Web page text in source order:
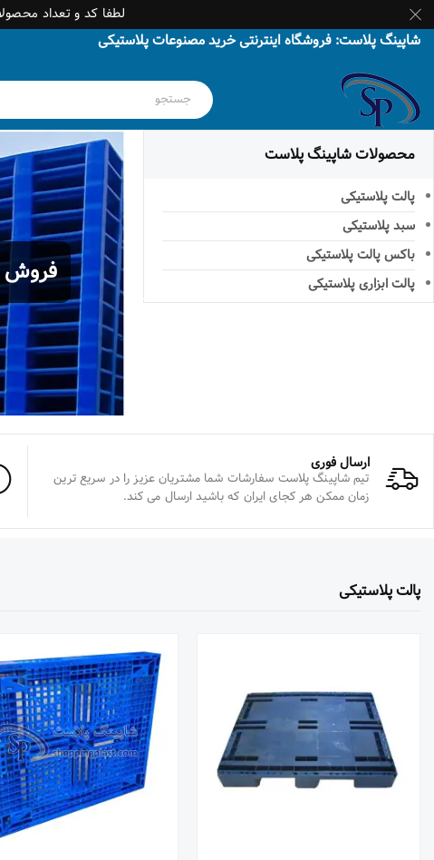
لطفا کد و تعداد
شاپینگ پلاست: فروشگاه اینترنتی خرید مصنوعات پلاستیکی
محصولات شاپینگ پلاست
پالت پلاستیکی
سبد پلاستیکی
باکس پالت پلاستیکی
پالت ابزاری پلاستیکی
فروش
ارسال فوری
تیم شاپینگ پلاست سفارشات شما مشتریان عزیز را در سریع ترین
زمان ممکن هر کجای ایران که باشید ارسال می کند.
پالت پلاستیکی